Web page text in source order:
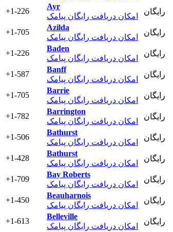
+1-226
Ayr
امکان دریافت رایگان پیامک
رایگان
+1-705
Azilda
امکان دریافت رایگان پیامک
رایگان
+1-226
Baden
امکان دریافت رایگان پیامک
رایگان
+1-587
Banff
امکان دریافت رایگان پیامک
رایگان
+1-705
Barrie
امکان دریافت رایگان پیامک
رایگان
+1-782
Barrington
امکان دریافت رایگان پیامک
رایگان
+1-506
Bathurst
امکان دریافت رایگان پیامک
رایگان
+1-428
Bathurst
امکان دریافت رایگان پیامک
رایگان
+1-709
Bay Roberts
امکان دریافت رایگان پیامک
رایگان
+1-450
Beauharnois
امکان دریافت رایگان پیامک
رایگان
+1-613
Belleville
امکان دریافت رایگان پیامک
رایگان